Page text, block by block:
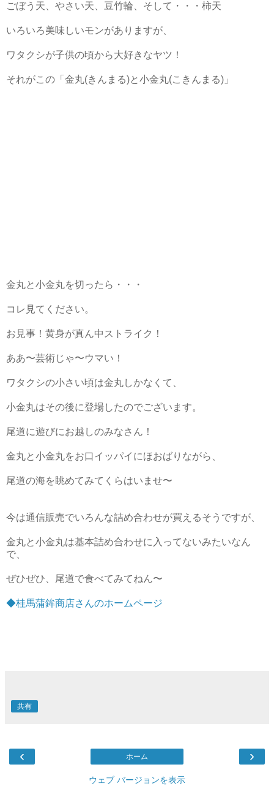
ごぼう天、やさい天、豆竹輪、そして・・・柿天
いろいろ美味しいモンがありますが、
ワタクシが子供の頃から大好きなヤツ！
それがこの「金丸(きんまる)と小金丸(こきんまる)」
金丸と小金丸を切ったら・・・
コレ見てください。
お見事！黄身が真ん中ストライク！
ああ〜芸術じゃ〜ウマい！
ワタクシの小さい頃は金丸しかなくて、
小金丸はその後に登場したのでございます。
尾道に遊びにお越しのみなさん！
金丸と小金丸をお口イッパイにほおばりながら、
尾道の海を眺めてみてくらはいませ〜
今は通信販売でいろんな詰め合わせが買えるそうですが、
金丸と小金丸は基本詰め合わせに入ってないみたいなん
で、
ぜひぜひ、尾道で食べてみてねん〜
◆桂馬蒲鉾商店さんのホームページ
共有
‹ ›
ホーム
ウェブ バージョンを表示